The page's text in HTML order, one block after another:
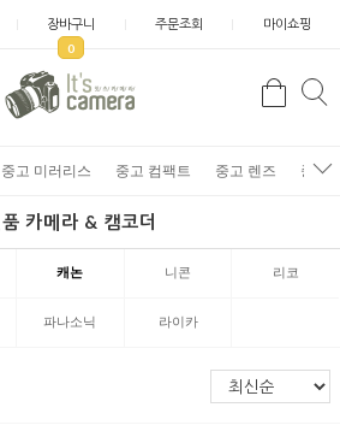
장바구니
0
주문조회 마이쇼핑
중고 미러리스 중고 컴팩트 중고 렌즈 중고
카메라 & 캠코더
캐논 니콘 리코
파나소닉 라이카